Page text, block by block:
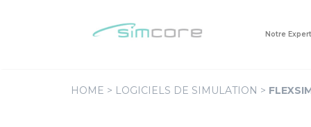
Notre
HOME > LOGICIELS DE SIMULATION >